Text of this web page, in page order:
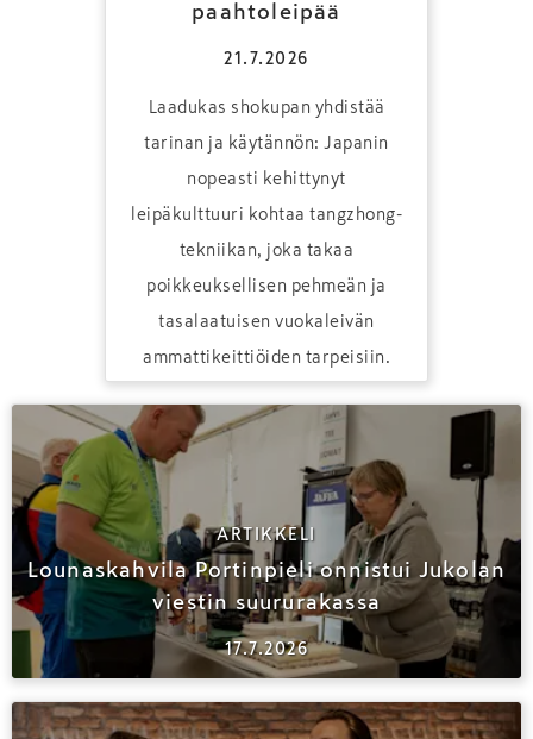
paahtoleipää
21.7.2026
Laadukas shokupan yhdistää
tarinan ja käytännön: Japanin
nopeasti kehittynyt
leipäkulttuuri kohtaa tangzhong-
tekniikan, joka takaa
poikkeuksellisen pehmeän ja
tasalaatuisen vuokaleivän
ammattikeittiöiden tarpeisiin.
ARTIKKELI
Lounaskahvila Portinpieli onnistui Jukolan
viestin suururakassa
17.7.2026